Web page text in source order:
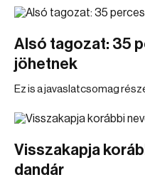
Alsó tagozat: 35
jöhetnek
Ez is a javaslatcsomag
Visszakapja
dandár